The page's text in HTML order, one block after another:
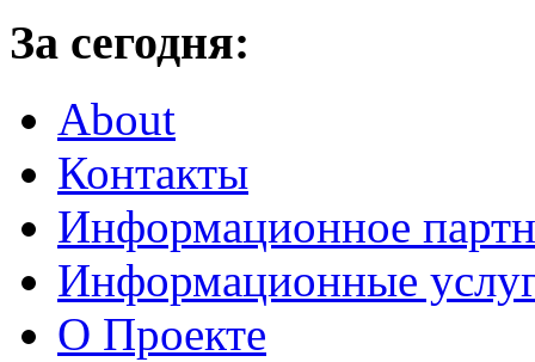
За сегодня:
About
Контакты
Информационное
Информационные
О Проекте